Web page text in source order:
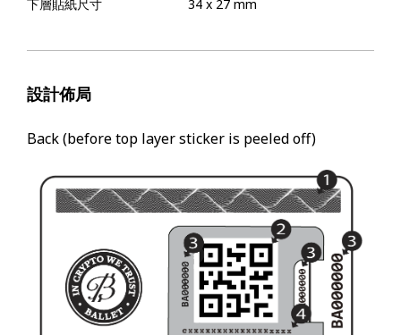
下層貼紙尺寸
34 x 27 mm
設計佈局
Back (before top layer sticker is peeled off)